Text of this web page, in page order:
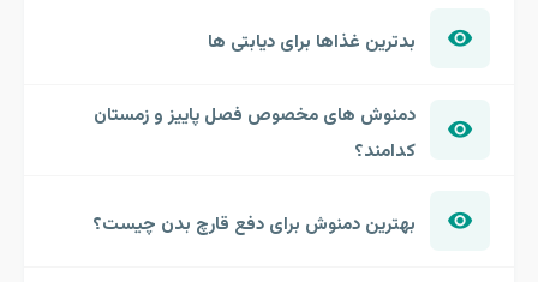
بدترین غذاها برای دیابتی ها
دمنوش های مخصوص فصل پاییز و زمستان
کدامند؟
بهترین دمنوش برای دفع قارچ بدن چیست؟